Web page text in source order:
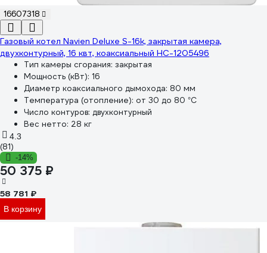
16607318
Газовый котел Navien Deluxe S-16k, закрытая камера,
двухконтурный, 16 квт, коаксиальный НС-1205496
Тип камеры сгорания: закрытая
Мощность (кВт): 16
Диаметр коаксиального дымохода: 80 мм
Температура (отопление): от 30 до 80 °С
Число контуров: двухконтурный
Вес нетто: 28 кг
4.3
(81)
-14%
50 375 ₽
58 781 ₽
В корзину